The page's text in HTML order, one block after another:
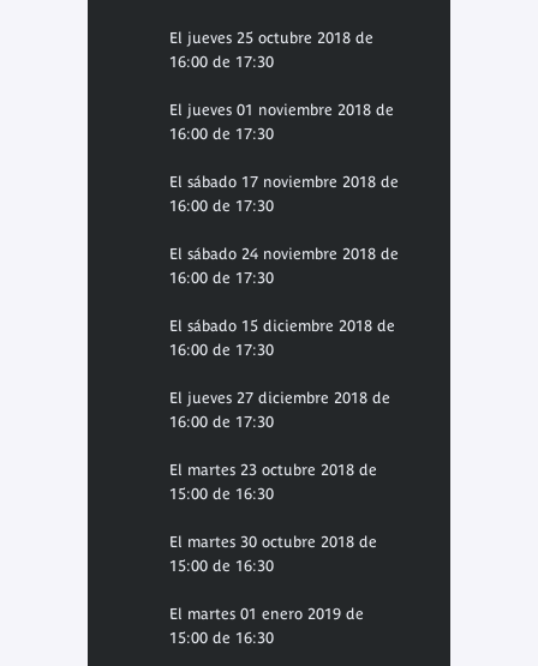
El jueves 25 octubre 2018 de
16:00 de 17:30
El jueves 01 noviembre 2018 de
16:00 de 17:30
El sábado 17 noviembre 2018 de
16:00 de 17:30
El sábado 24 noviembre 2018 de
16:00 de 17:30
El sábado 15 diciembre 2018 de
16:00 de 17:30
El jueves 27 diciembre 2018 de
16:00 de 17:30
El martes 23 octubre 2018 de
15:00 de 16:30
El martes 30 octubre 2018 de
15:00 de 16:30
El martes 01 enero 2019 de
15:00 de 16:30